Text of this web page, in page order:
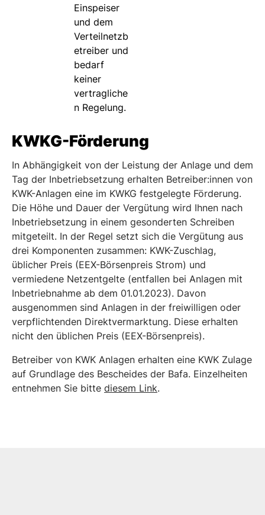
Einspeiser
und dem
Verteilnetzb
etreiber und
bedarf
keiner
vertragliche
n Regelung.
KWKG-Förderung
In Abhängigkeit von der Leistung der Anlage und dem
Tag der Inbetriebsetzung erhalten Betreiber:innen von
KWK-Anlagen eine im KWKG festgelegte Förderung.
Die Höhe und Dauer der Vergütung wird Ihnen nach
Inbetriebsetzung in einem gesonderten Schreiben
mitgeteilt. In der Regel setzt sich die Vergütung aus
drei Komponenten zusammen: KWK-Zuschlag,
üblicher Preis (EEX-Börsenpreis Strom) und
vermiedene Netzentgelte (entfallen bei Anlagen mit
Inbetriebnahme ab dem 01.01.2023). Davon
ausgenommen sind Anlagen in der freiwilligen oder
verpflichtenden Direktvermarktung. Diese erhalten
nicht den üblichen Preis (EEX-Börsenpreis).
Betreiber von KWK Anlagen erhalten eine KWK Zulage
auf Grundlage des Bescheides der Bafa. Einzelheiten
entnehmen Sie bitte diesem Link.